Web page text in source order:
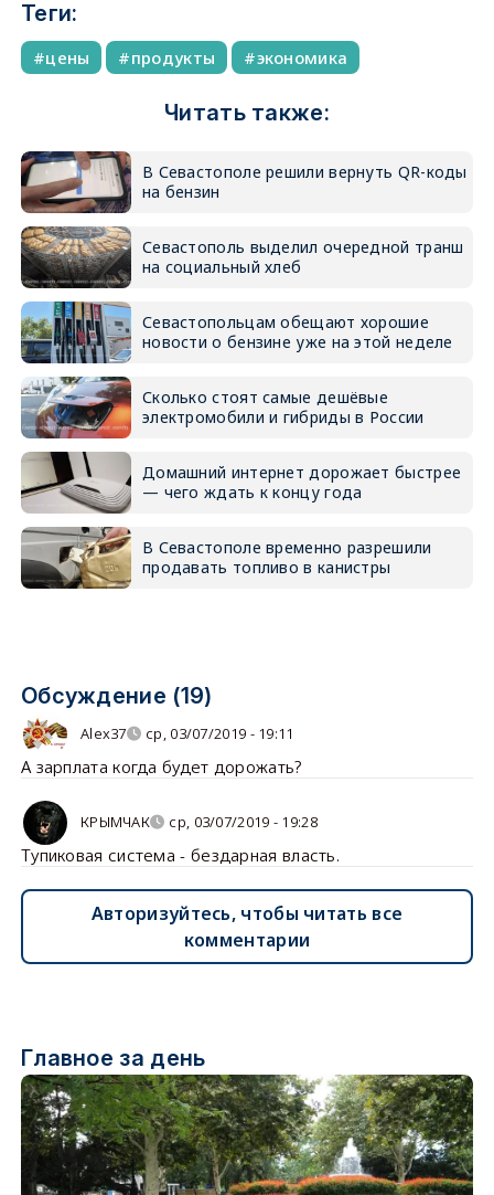
Теги:
цены продукты экономика
Читать также:
В Севастополе решили вернуть QR-коды
на бензин
Севастополь выделил очередной транш
на социальный хлеб
Севастопольцам обещают хорошие
новости о бензине уже на этой неделе
Сколько стоят самые дешёвые
электромобили и гибриды в России
Домашний интернет дорожает быстрее
— чего ждать к концу года
В Севастополе временно разрешили
продавать топливо в канистры
Обсуждение (19)
Alex37 ср, 03/07/2019 - 19:11
А зарплата когда будет дорожать?
КРЫМЧАК ср, 03/07/2019 - 19:28
Тупиковая система - бездарная власть.
Авторизуйтесь, чтобы читать все
комментарии
Главное за день